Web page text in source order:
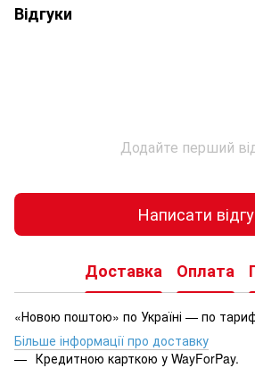
Відгуки
Додайте перший
Написати
Доставка Оплата
«Новою поштою» по Україні — по
Більше інформації про доставку
Кредитною карткою у WayForPay.